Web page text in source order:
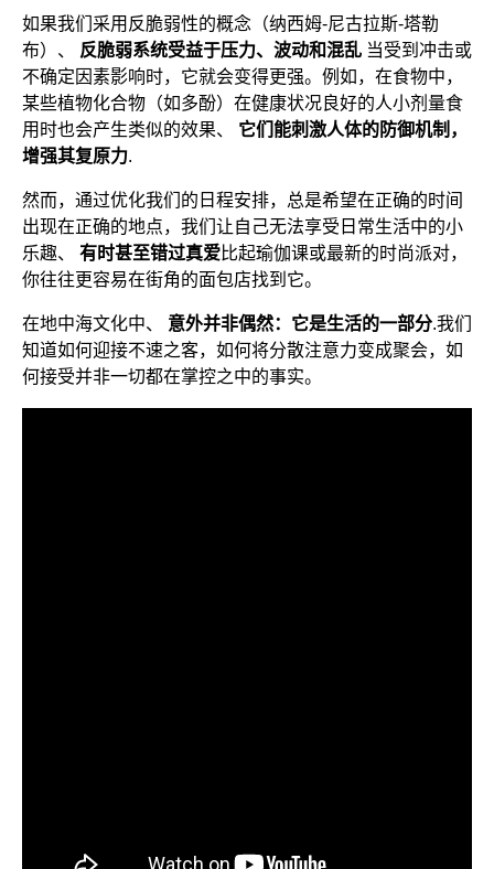
如果我们采用反脆弱性的概念（纳西姆-尼古拉斯-塔勒
布）、 反脆弱系统受益于压力、波动和混乱 当受到冲击或
不确定因素影响时，它就会变得更强。例如，在食物中，
某些植物化合物（如多酚）在健康状况良好的人小剂量食
用时也会产生类似的效果、 它们能刺激人体的防御机制，
增强其复原力.
然而，通过优化我们的日程安排，总是希望在正确的时间
出现在正确的地点，我们让自己无法享受日常生活中的小
乐趣、 有时甚至错过真爱比起瑜伽课或最新的时尚派对，
你往往更容易在街角的面包店找到它。
在地中海文化中、 意外并非偶然：它是生活的一部分.我们
知道如何迎接不速之客，如何将分散注意力变成聚会，如
何接受并非一切都在掌控之中的事实。